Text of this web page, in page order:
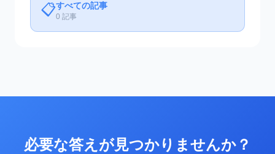
📋すべての記事
0 記事
必要な答えが見つかりませんか？